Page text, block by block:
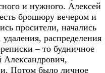
и нужного. Алексей
брошюру вечером и
просители, начались
распределения
– то будничное
Александрович,
Потом было личное